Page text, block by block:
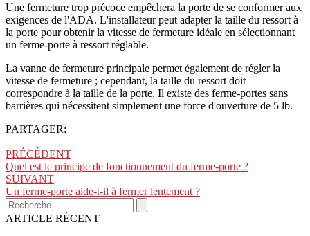
Une fermeture trop précoce empêchera la porte de se conformer aux
exigences de l'ADA. L'installateur peut adapter la taille du ressort à
la porte pour obtenir la vitesse de fermeture idéale en sélectionnant
un ferme-porte à ressort réglable.
La vanne de fermeture principale permet également de régler la
vitesse de fermeture ; cependant, la taille du ressort doit
correspondre à la taille de la porte. Il existe des ferme-portes sans
barrières qui nécessitent simplement une force d'ouverture de 5 lb.
PARTAGER:
PRÉCÉDENT
Quel est le principe de fonctionnement du ferme-porte ?
SUIVANT
Un ferme-porte aide-t-il à fermer lentement ?
ARTICLE RÉCENT